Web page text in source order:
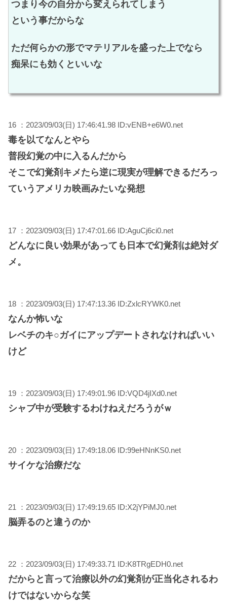
つまり今の自分から変えられてしまう
という事だからな
ただ何らかの形でマテリアルを盛った上でなら
痴呆にも効くといいな
16 ：2023/09/03(日) 17:46:41.98 ID:vENB+e6W0.net
毒を以てなんとやら
普段幻覚の中に入るんだから
そこで幻覚剤キメたら逆に現実が理解できるだろっ
ていうアメリカ映画みたいな発想
17 ：2023/09/03(日) 17:47:01.66 ID:AguCj6ci0.net
どんなに良い効果があっても日本で幻覚剤は絶対ダ
メ。
18 ：2023/09/03(日) 17:47:13.36 ID:ZxlcRYWK0.net
なんか怖いな
レベチのキ○ガイにアップデートされなければいい
けど
19 ：2023/09/03(日) 17:49:01.96 ID:VQD4jIXd0.net
シャブ中が受験するわけねえだろうがｗ
20 ：2023/09/03(日) 17:49:18.06 ID:99eHNnKS0.net
サイケな治療だな
21 ：2023/09/03(日) 17:49:19.65 ID:X2jYPiMJ0.net
脳弄るのと違うのか
22 ：2023/09/03(日) 17:49:33.71 ID:K8TRgEDH0.net
だからと言って治療以外の幻覚剤が正当化されるわ
けではないからな笑